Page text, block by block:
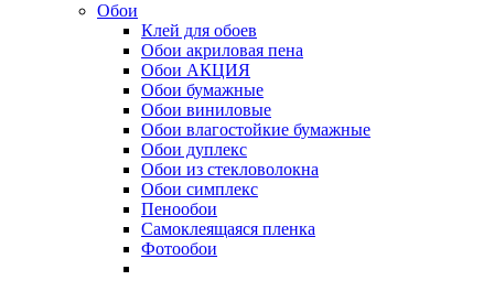
Обои
Клей для обоев
Обои акриловая пена
Обои АКЦИЯ
Обои бумажные
Обои виниловые
Обои влагостойкие бумажные
Обои дуплекс
Обои из стекловолокна
Обои симплекс
Пенообои
Самоклеящаяся пленка
Фотообои